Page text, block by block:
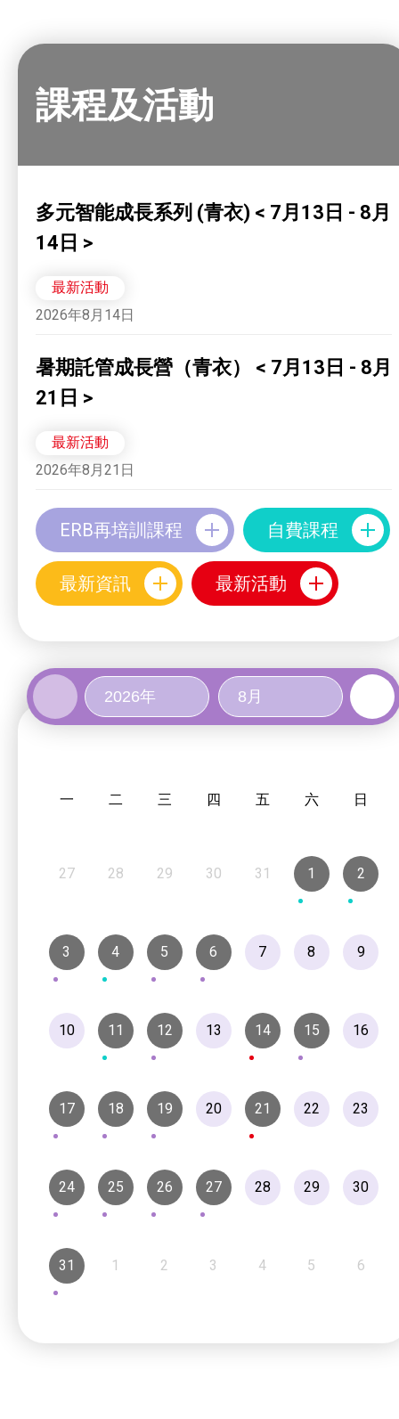
課程及活動
多元智能成長系列 (青衣) < 7月13日 - 8月
14日 >
最新活動
2026年8月14日
暑期託管成長營（青衣） < 7月13日 - 8月
21日 >
最新活動
2026年8月21日
ERB再培訓課程 自費課程
最新資訊 最新活動
一 二 三 四 五 六 日
27 28 29 30 31 1 2
3 4 5 6 7 8 9
10 11 12 13 14 15 16
17 18 19 20 21 22 23
24 25 26 27 28 29 30
31 1 2 3 4 5 6